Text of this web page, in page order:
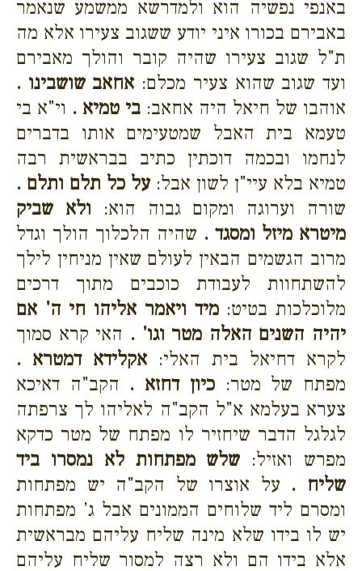
באנפי נפשיה הוא ולמדרשא ממשמע שנאמר
באבירם בכורו איני יודע ששגוב צעירו אלא מה
ת"ל שגוב צעירו שהיה קובר והולך מאבירם
ועד שגוב שהוא צעיר מכלם: אחאב שושבינו .
אוהבו של חיאל היה אחאב: בי טמיא . וי"א בי
טעמא בית האבל שמטעימים אותו בדברים
לנחמו ובכמה דוכתין כתיב בבראשית רבה
טמיא בלא עיי"ן לשון אבל: על כל תלם ותלם .
שורה וערוגה ומקום גבוה הוא: ולא שביק
מיטרא מיזל ומסגד . שהיה הלכלוך הולך וגדל
מרוב הגשמים הבאין לעולם שאין מניחין לילך
להשתחוות לעבודת כוכבים מתוך דרכים
מלוכלכות בטיט:מיד ויאמר אליהו חי ה' אם
יהיה השנים האלה מטר וגו' . האי קרא סמוך
לקרא דחיאל בית האלי: אקלידא דמטרא .
מפתח של מטר:כיון דחזא . הקב"ה דאיכא
צערא בעלמא א"ל הקב"ה לאליהו לך צרפתה
לגלגל הדבר שיחזיר לו מפתח של מטר כדקא
מפרש ואזיל: שלש מפתחות לא נמסרו ביד
שליח . על אוצרו של הקב"ה יש מפתחות
ומסרם ליד שלוחים הממונים אבל ג' מפתחות
יש לו בידו שלא מינה שליח עליהם מבראשית
אלא בידו הם ולא רצה למסור שליח עליהם